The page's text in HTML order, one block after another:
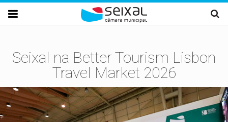
Passar para o conteúdo principal

Seixal na Better Tourism Lisbon
Travel Market 2026